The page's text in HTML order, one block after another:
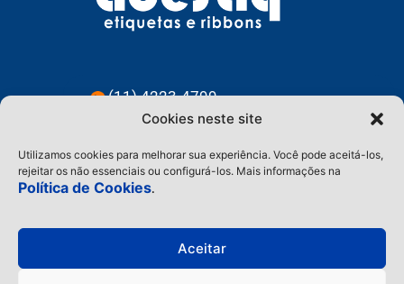
Cookies neste site
Utilizamos cookies para melhorar sua experiência. Você pode aceitá-los,
rejeitar os não essenciais ou configurá-los. Mais informações na
Política de Cookies.
Aceitar
(11) 4223-4799
(11) 91228-3583
contato@adestiq.com.br
@adestiq
Home